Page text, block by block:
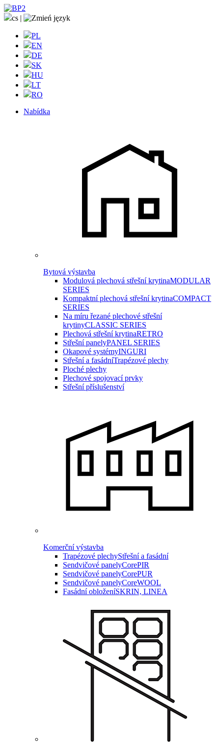
cs |
PL
EN
DE
SK
HU
LT
RO
Nabídka
Bytová výstavba
Modulová plechová střešní krytinaMODULAR
SERIES
Kompaktní plechová střešní krytinaCOMPACT
SERIES
Na míru řezané plechové střešní
krytinyCLASSIC SERIES
Plechová střešní krytinaRETRO
Střešní panelyPANEL SERIES
Okapové systémyINGURI
Střešní a fasádníTrapézové plechy
Ploché plechy
Plechové spojovací prvky
Střešní příslušenství
Komerční výstavba
Trapézové plechyStřešní a fasádní
Sendvičové panelyCorePIR
Sendvičové panelyCorePUR
Sendvičové panelyCoreWOOL
Fasádní obloženíSKRIN, LINEA